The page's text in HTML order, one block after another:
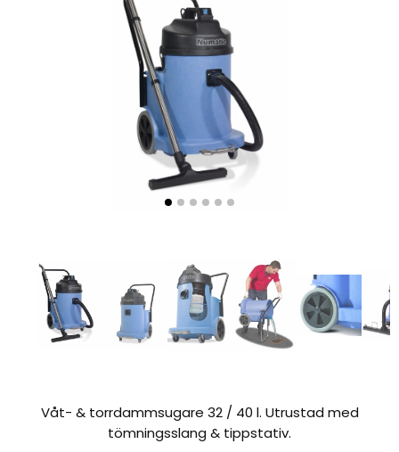
Våt- & torrdammsugare 32 / 40 l. Utrustad med
tömningsslang & tippstativ.